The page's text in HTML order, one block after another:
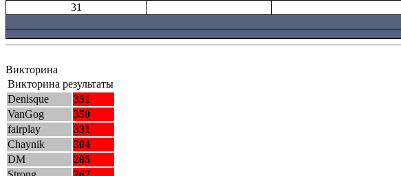
31
Викторина
Викторина результаты
Denisque
351
VanGog
350
fairplay
331
Chaynik
304
DM
285